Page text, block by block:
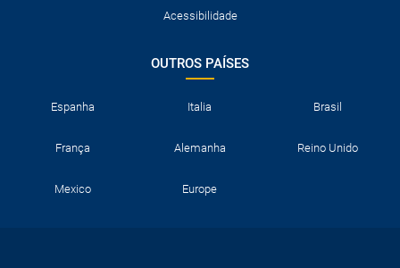
Acessibilidade
OUTROS PAÍSES
Espanha Italia Brasil
França Alemanha Reino Unido
Mexico Europe